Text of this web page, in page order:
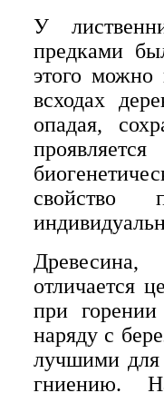
У
предками
этого можно
всходах
опадая,
свойство
отличается
при
наряду с
лучшими для
гниению.